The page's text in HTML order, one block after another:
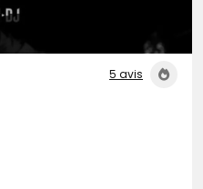
5 avis